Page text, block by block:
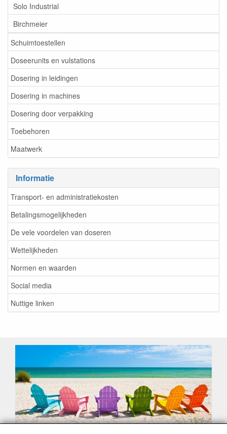
Solo Industrial
Birchmeier
Schuimtoestellen
Doseerunits en vulstations
Dosering in leidingen
Dosering in machines
Dosering door verpakking
Toebehoren
Maatwerk
Informatie
Transport- en administratiekosten
Betalingsmogelijkheden
De vele voordelen van doseren
Wettelijkheden
Normen en waarden
Social media
Nuttige linken